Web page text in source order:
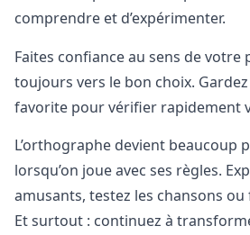
comprendre et d’expérimenter.
Faites confiance au sens de votre
toujours vers le bon choix.
favorite pour vérifier rapidement
L’orthographe devient beaucoup
lorsqu’on joue avec ses règles.
amusants, testez les chansons
Et surtout : continuez à